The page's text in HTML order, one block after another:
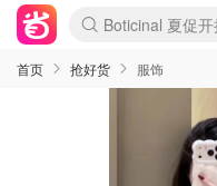
4折！lulu周四疯
还没结束！
Joybuy变相75折
速领！Stanley独
疑似霸哥！
Zalando 奥莱闪
Moncler反季囤
Coach Brooklyn
首页 抢好货 服饰